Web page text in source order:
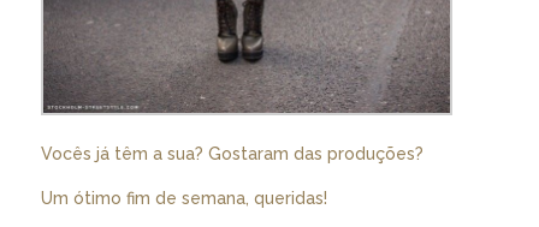
Vocês já têm a sua? Gostaram das produções?
Um ótimo fim de semana, queridas!